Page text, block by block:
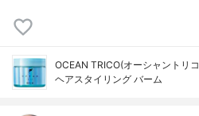
OCEAN TRICO(オーシャントリ
ヘアスタイリング バーム